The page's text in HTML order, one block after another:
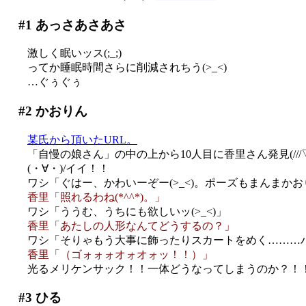
#1 あっさあさあさ
激しく眠いッス(;_;)
ってか睡眠時間さらに削減されちう(>_<)
…ぐぅぐぅ
#2 かおりん
某氏から頂いたURL。
「自慢の娘さん」の中の上から10人目に香里さん発見
(・∀・)/イイ！！
ワシ「ぐはー、かわいーぞー(>_<)。ポーズもまんまかお
香里「照れるわね(*^^*)。」
ワシ「ううむ、うちにも欲しいッ(>_<)」
香里「あたしの人形なんてどうするの？」
ワシ「そりゃもう大事に飾ったりスカートをめく………
香里「（ゴォォォオォオォッ！！）」
光るメリケンサック！！一体どうなってしまうのか？！
#3 ひる